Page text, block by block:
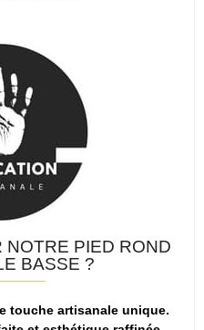
NOTRE PIED ROND
BASSE ?
touche artisanale unique.